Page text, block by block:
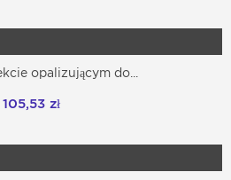
opalizującym do...
105,53 zł